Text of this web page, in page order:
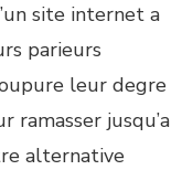
site internet a
parieurs
leur degre
ramasser jusqu’a
alternative